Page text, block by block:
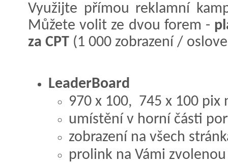
Využijte přímou reklamní
Můžete volit ze dvou forem -
za CPT (1 000 zobrazení /
LeaderBoard
970 x 100, 745 x 100 pix
umístění v horní části
zobrazení na všech
prolink na Vámi